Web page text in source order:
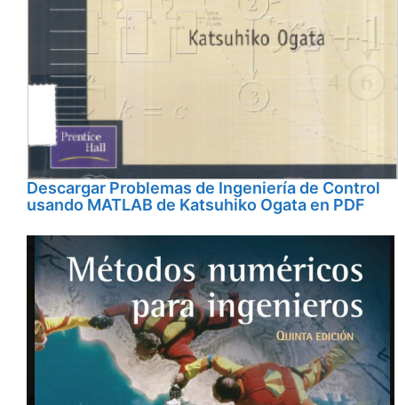
Descargar Problemas de Ingeniería de Control
usando MATLAB de Katsuhiko Ogata en PDF